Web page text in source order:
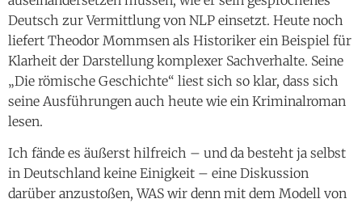
Deutsch zur Vermittlung von NLP einsetzt. Heute noch
liefert Theodor Mommsen als Historiker ein Beispiel für
Klarheit der Darstellung komplexer Sachverhalte. Seine
„Die römische Geschichte“ liest sich so klar, dass sich
seine Ausführungen auch heute wie ein Kriminalroman
lesen.
Ich fände es äußerst hilfreich – und da besteht ja selbst
in Deutschland keine Einigkeit – eine Diskussion
darüber anzustoßen, WAS wir denn mit dem Modell von